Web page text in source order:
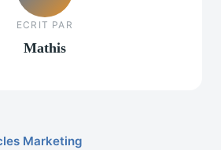
ECRIT PAR
Mathis
Marketing